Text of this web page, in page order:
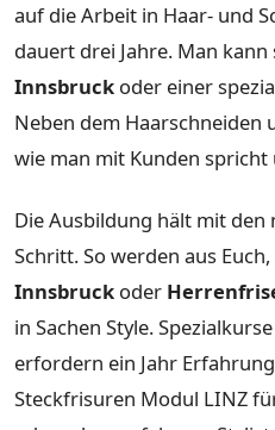
auf die Arbeit in Haar- und
dauert drei Jahre. Man kann
Innsbruck oder einer
Neben dem Haarschneiden
wie man mit Kunden spricht
Die Ausbildung hält mit
Schritt. So werden aus
Innsbruck oder
in Sachen Style.
erfordern ein Jahr
Steckfrisuren Modul LINZ